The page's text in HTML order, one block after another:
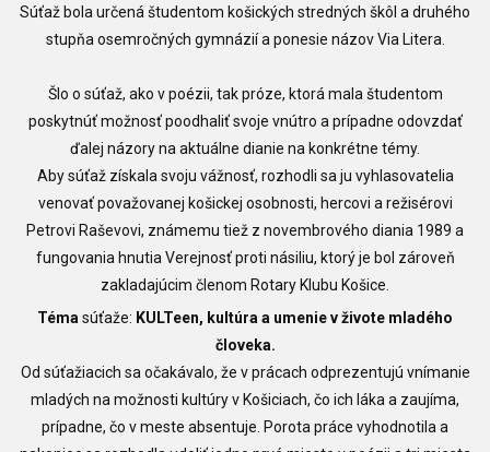
Súťaž bola určená študentom košických stredných škôl a druhého
stupňa osemročných gymnázií a ponesie názov Via Litera.
Šlo o súťaž, ako v poézii, tak próze, ktorá mala študentom
poskytnúť možnosť poodhaliť svoje vnútro a prípadne odovzdať
ďalej názory na aktuálne dianie na konkrétne témy.
Aby súťaž získala svoju vážnosť, rozhodli sa ju vyhlasovatelia
venovať považovanej košickej osobnosti, hercovi a režisérovi
Petrovi Raševovi, známemu tiež z novembrového diania 1989 a
fungovania hnutia Verejnosť proti násiliu, ktorý je bol zároveň
zakladajúcim členom Rotary Klubu Košice.
Téma súťaže: KULTeen, kultúra a umenie v živote mladého
človeka.
Od súťažiacich sa očakávalo, že v prácach odprezentujú vnímanie
mladých na možnosti kultúry v Košiciach, čo ich láka a zaujíma,
prípadne, čo v meste absentuje. Porota práce vyhodnotila a